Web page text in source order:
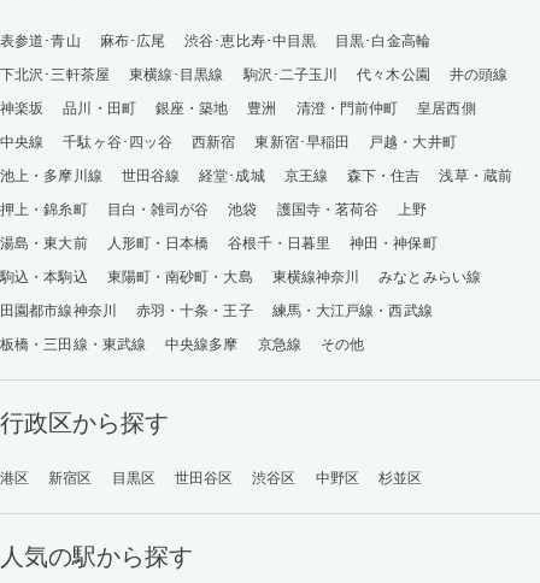
表参道･青山 麻布･広尾 渋谷･恵比寿･中目黒
目黒･白金高輪
下北沢･三軒茶屋
東横線･目黒線 駒沢･二子玉川 代々木公園
井の頭線
神楽坂
品川・田町 銀座・築地 豊洲 清澄・門前仲町
皇居西側
中央線
千駄ヶ谷･四ッ谷 西新宿 東新宿･早稲田
戸越・大井町
池上・多摩川線
世田谷線 経堂･成城 京王線 森下・住吉
浅草・蔵前
押上・錦糸町
目白・雑司が谷 池袋 護国寺・茗荷谷
上野
湯島・東大前
人形町・日本橋 谷根千・日暮里
神田・神保町
駒込・本駒込
東陽町・南砂町・大島 東横線神奈川
みなとみらい線
田園都市線神奈川
赤羽・十条・王子
練馬・大江戸線・西武線
板橋・三田線・東武線
中央線多摩 京急線 その他
行政区から探す
港区 新宿区 目黒区 世田谷区 渋谷区 中野区 杉並区
人気の駅から探す